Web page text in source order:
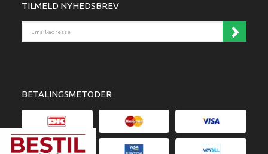
TILMELD NYHEDSBREV
BETALINGSMETODER